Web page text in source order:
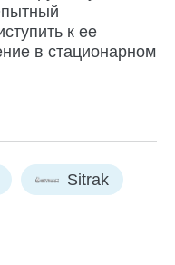
к ее
в стационарном
Sitrak